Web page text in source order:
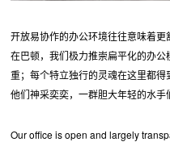
开放易协作的办公环境往往意味着更
在巴顿，我们极力推崇扁平化的办
重；每个特立独行的灵魂在这里都得
他们神采奕奕，一群胆大年轻的水手
Our office is open and largely